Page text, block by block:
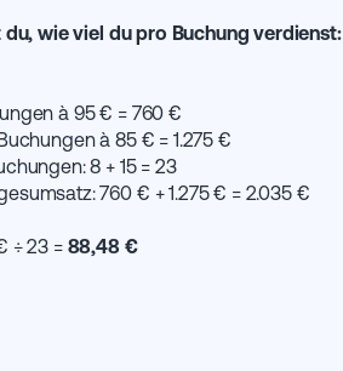
wie viel du pro Buchung verdienst:
à 95 € = 760 €
à 85 € = 1.275 €
8 + 15 = 23
760 € + 1.275 € = 2.035 €
÷ 23 = 88,48 €